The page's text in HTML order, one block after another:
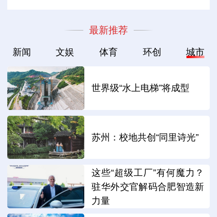
最新推荐
新闻 文娱 体育 环创 城市
世界级“水上电梯”将成型
苏州：校地共创“同里诗光”
这些“超级工厂”有何魔力？
驻华外交官解码合肥智造新
力量